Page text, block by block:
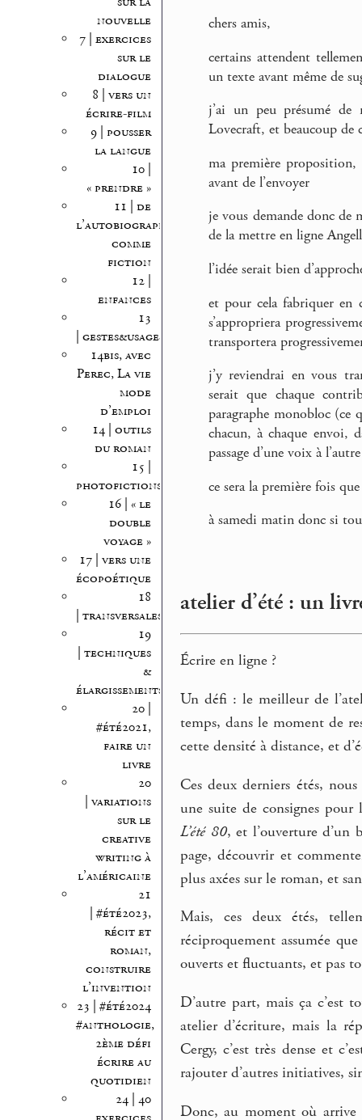
nouvelle
7 | exercices
sur le
dialogue
8 | vers un
écrire-film
9 | pousser
la langue
10 |
« prendre »
11 | de
l’autobiographie
comme
fiction
12 |
enfances
13
| gestes&usages
14bis, avec
Perec, La vie
mode
d’emploi
14 | outils
du roman
15 |
photofictions
16 | « le
double
voyage »
17 | vers une
écopoétique
18
| transversales
19
| techniques
&
élargissements
20 |
#été2021,
faire un
livre
20
| variations
sur le
creative
writing à
l’américaine
21
| #été2023,
récit et
roman,
construire
l’invention
23 | #été2024
#anthologie,
2ème défi
écrire au
quotidien
24 | 40
chers amis,
certains attendent
un texte avant même de
j’ai un peu présumé de
Lovecraft, et beaucoup de
ma première proposition,
avant de l’envoyer
je vous demande donc de
de la mettre en ligne
l’idée serait bien
et pour cela fabriquer
s’appropriera
transportera
j’y reviendrai en vous
serait que chaque
paragraphe monobloc (ce
chacun, à chaque envoi,
passage d’une voix à l’autre
ce sera la première fois
à samedi matin donc si
atelier d’été : un
Écrire en ligne ?
Un défi : le meilleur de
temps, dans le moment de
cette densité à distance, et
Ces deux derniers étés,
une suite de consignes
L’été 80, et l’ouverture d’un
page, découvrir et
plus axées sur le roman, et
Mais, ces deux étés,
réciproquement assumée
ouverts et fluctuants, et pas
D’autre part, mais ça c’est
atelier d’écriture, mais la
Cergy, c’est très dense et
rajouter d’autres initiatives,
Donc, au moment où arrive